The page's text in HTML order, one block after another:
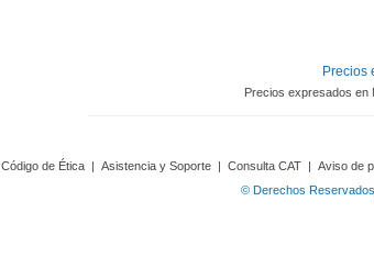
Precios
Precios expresados en
Código de Ética | Asistencia y Soporte | Consulta CAT | Aviso de
© Derechos